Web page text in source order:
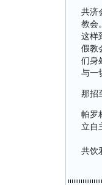
共济
教会
这样
假教
们身
与一
那招
帕罗
立自
共饮